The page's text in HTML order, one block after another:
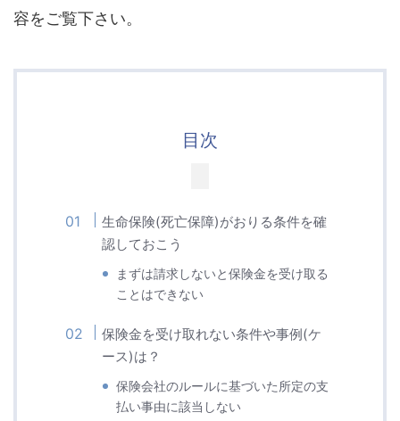
容をご覧下さい。
目次
生命保険(死亡保障)がおりる条件を確
認しておこう
まずは請求しないと保険金を受け取る
ことはできない
保険金を受け取れない条件や事例(ケ
ース)は？
保険会社のルールに基づいた所定の支
払い事由に該当しない